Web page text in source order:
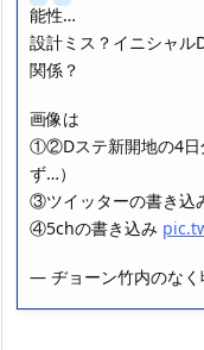
能性…
設計ミス？イニシャル
関係？
画像は
①②Dステ新開地の4日
ず…）
③ツイッターの書き込
④5chの書き込み
— ヂョーン竹内のな